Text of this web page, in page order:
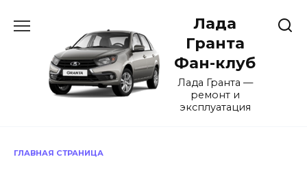
содержанию
Лада
Гранта
Фан-клуб
Лада Гранта —
ремонт и
эксплуатация
ГЛАВНАЯ СТРАНИЦА